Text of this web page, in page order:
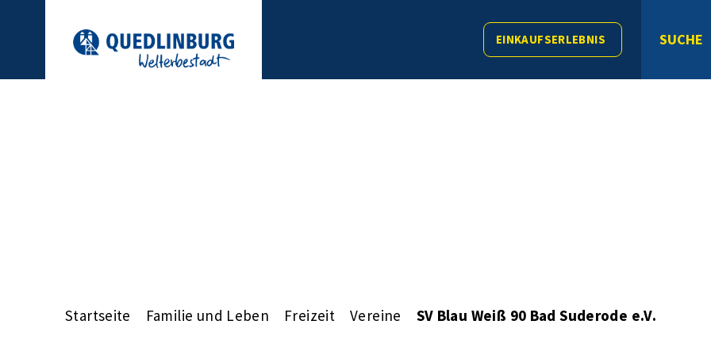
EINKAUFSERLEBNIS SUCHE
Startseite Familie und Leben Freizeit Vereine SV Blau Weiß 90 Bad Suderode e.V.